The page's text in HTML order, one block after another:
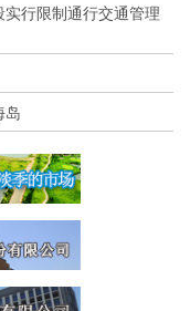
行限制通行交通管理
岛